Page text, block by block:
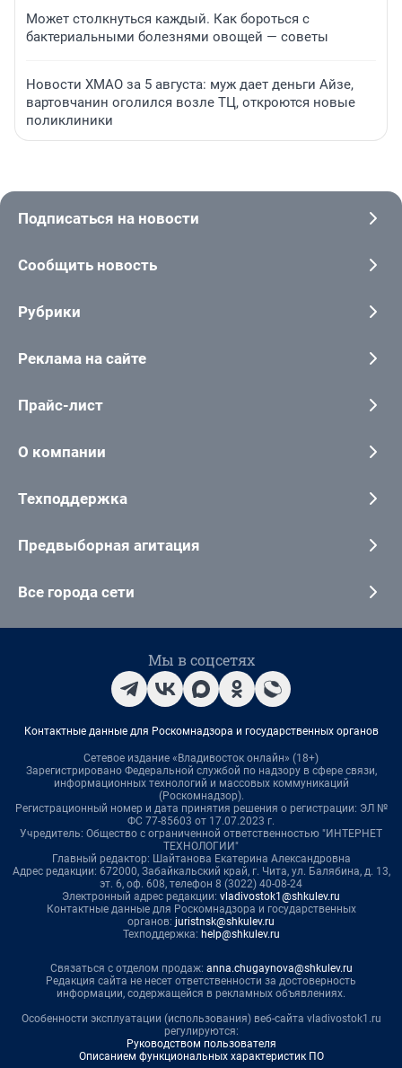
Может столкнуться каждый. Как бороться с
бактериальными болезнями овощей — советы
Новости ХМАО за 5 августа: муж дает деньги Айзе,
вартовчанин оголился возле ТЦ, откроются новые
поликлиники
Подписаться на новости
Сообщить новость
Рубрики
Реклама на сайте
Прайс-лист
О компании
Техподдержка
Предвыборная агитация
Все города сети
Мы в соцсетях
Контактные данные для Роскомнадзора и государственных органов
Сетевое издание «Владивосток онлайн» (18+)
Зарегистрировано Федеральной службой по надзору в сфере связи,
информационных технологий и массовых коммуникаций
(Роскомнадзор).
Регистрационный номер и дата принятия решения о регистрации: ЭЛ №
ФС 77-85603 от 17.07.2023 г.
Учредитель: Общество с ограниченной ответственностью "ИНТЕРНЕТ
ТЕХНОЛОГИИ"
Главный редактор: Шайтанова Екатерина Александровна
Адрес редакции: 672000, Забайкальский край, г. Чита, ул. Балябина, д. 13,
эт. 6, оф. 608, телефон 8 (3022) 40-08-24
Электронный адрес редакции: vladivostok1@shkulev.ru
Контактные данные для Роскомнадзора и государственных
органов: juristnsk@shkulev.ru
Техподдержка: help@shkulev.ru
Связаться с отделом продаж: anna.chugaynova@shkulev.ru
Редакция сайта не несет ответственности за достоверность
информации, содержащейся в рекламных объявлениях.
Особенности эксплуатации (использования) веб-сайта vladivostok1.ru
регулируются:
Руководством пользователя
Описанием функциональных характеристик ПО